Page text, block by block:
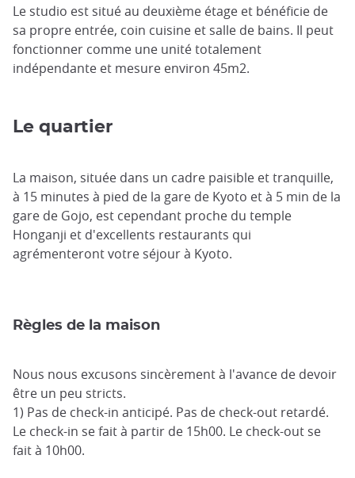
Le studio est situé au deuxième étage et bénéficie de
sa propre entrée, coin cuisine et salle de bains. Il peut
fonctionner comme une unité totalement
indépendante et mesure environ 45m2.
Le quartier
La maison, située dans un cadre paisible et tranquille,
à 15 minutes à pied de la gare de Kyoto et à 5 min de la
gare de Gojo, est cependant proche du temple
Honganji et d'excellents restaurants qui
agrémenteront votre séjour à Kyoto.
Règles de la maison
Nous nous excusons sincèrement à l'avance de devoir
être un peu stricts.
1) Pas de check-in anticipé. Pas de check-out retardé.
Le check-in se fait à partir de 15h00. Le check-out se
fait à 10h00.